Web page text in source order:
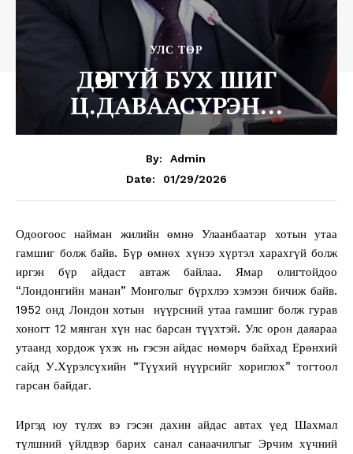
УЛС ТӨР
ДӨРГҮЙ БУХ ШИГ
Ц.ДАВААСҮРЭН…
By:
Admin
Date:
01/29/2026
Одоогоос найман жилийн өмнө Улаанбаатар хотын утаа
гамшиг болж байв. Бүр өмнөх хүнээ хүртэл харахгүй болж
иргэн бүр айдаст автаж байлаа. Ямар олигтойдоо
“Лондонгийн манан” Монголыг бүрхлээ хэмээн бичиж байв.
1952 онд Лондон хотын нүүрсний утаа гамшиг болж гурав
хоногт 12 мянган хүн нас барсан түүхтэй. Улс орон даяараа
утаанд хордож үхэх нь гэсэн айдас нөмөрч байхад Ерөнхий
сайд У.Хүрэлсүхийн “Түүхий нүүрсийг хориглох” тогтоол
гарсан байдаг.
Иргэд юу түлэх вэ гэсэн дахин айдас автах үед Шахмал
түлшний үйлдвэр барих санал санаачилгыг Эрчим хүчний